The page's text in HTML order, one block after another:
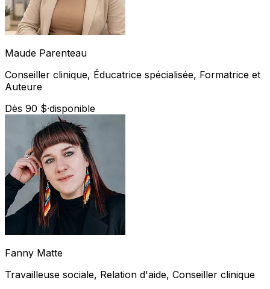
Maude Parenteau
Conseiller clinique, Éducatrice spécialisée, Formatrice et
Auteure
Dès 90 $·disponible
Fanny Matte
Travailleuse sociale, Relation d'aide, Conseiller clinique